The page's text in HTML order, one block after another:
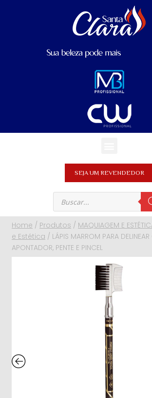
SEJA UM REVENDEDOR
Home / Produtos / MAQUIAGEM E
e Estética / LÁPIS MARROM PARA
APONTADOR, PENTE E PINCEL